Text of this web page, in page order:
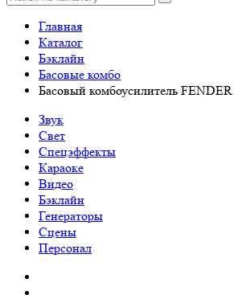
Главная
Каталог
Бэклайн
Басовые комбо
Басовый комбоусилитель
Звук
Свет
Спецэффекты
Караоке
Видео
Бэклайн
Генераторы
Сцены
Персонал